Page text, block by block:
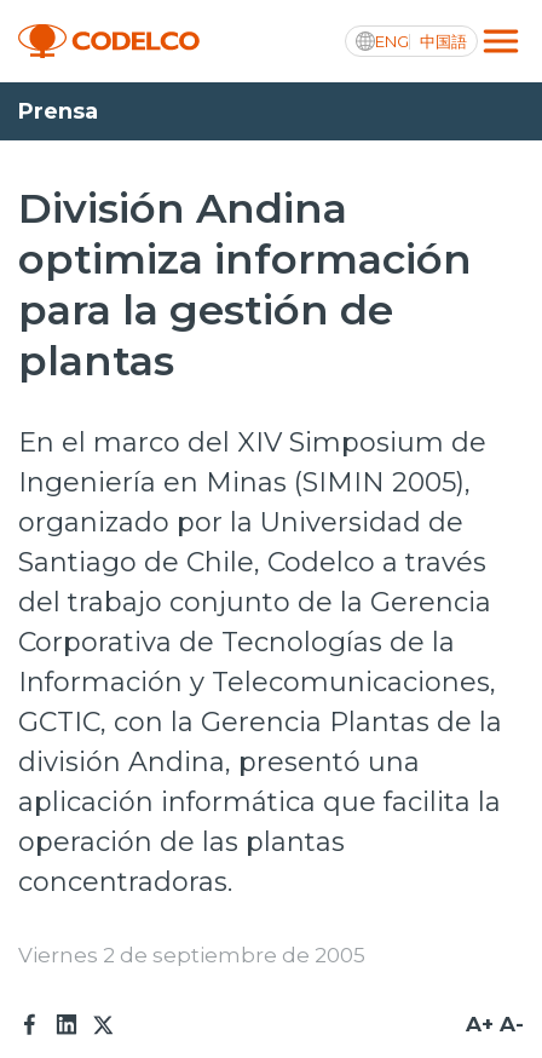
ENG 中国語
Transparencia activa
Nosotros
Operaciones
Proyectos
Innovación
Inversionistas
Prensa
Trabaja en Codelco
Transparencia activa
Canales de denuncia
Proveedores
Acceso trabajadores/as
Prensa
División Andina
optimiza información
para la gestión de
plantas
En el marco del XIV Simposium de
Ingeniería en Minas (SIMIN 2005),
organizado por la Universidad de
Santiago de Chile, Codelco a través
del trabajo conjunto de la Gerencia
Corporativa de Tecnologías de la
Información y Telecomunicaciones,
GCTIC, con la Gerencia Plantas de la
división Andina, presentó una
aplicación informática que facilita la
operación de las plantas
concentradoras.
Viernes 2 de septiembre de 2005
A+ A-